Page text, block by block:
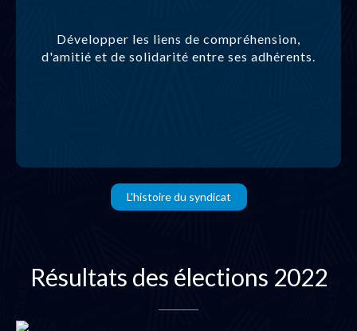
Développer les liens de compréhension,
d'amitié et de solidarité entre ses adhérents.
L'histoire du syndicat
Résultats des élections 2022